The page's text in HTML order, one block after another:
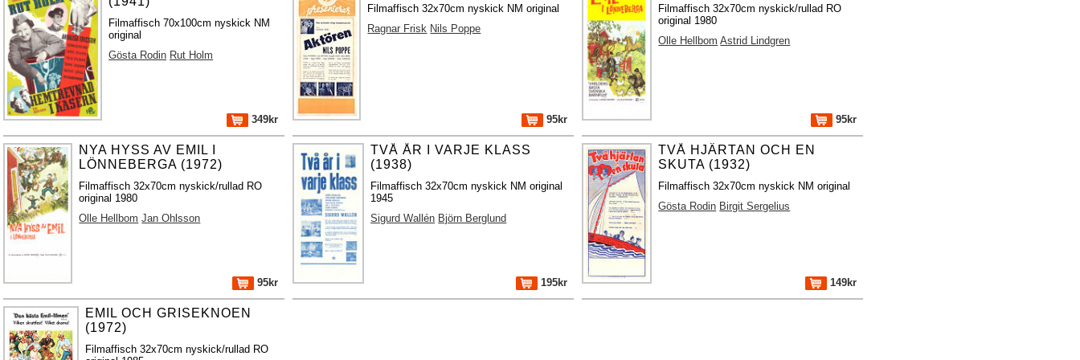
Filmaffisch 70x100cm nyskick NM
original
Gösta Rodin Rut Holm
349kr
Filmaffisch 32x70cm nyskick NM original
Ragnar Frisk Nils Poppe
95kr
Filmaffisch 32x70cm nyskick/rullad RO
original 1980
Olle Hellbom Astrid Lindgren
95kr
NYA HYSS AV EMIL I
LÖNNEBERGA (1972)
Filmaffisch 32x70cm nyskick/rullad RO
original 1980
Olle Hellbom Jan Ohlsson
95kr
TVÅ ÅR I VARJE KLASS
(1938)
Filmaffisch 32x70cm nyskick NM original
1945
Sigurd Wallén Björn Berglund
195kr
TVÅ HJÄRTAN OCH EN
SKUTA (1932)
Filmaffisch 32x70cm nyskick NM original
Gösta Rodin Birgit Sergelius
149kr
EMIL OCH GRISEKNOEN
(1972)
Filmaffisch 32x70cm nyskick/rullad RO